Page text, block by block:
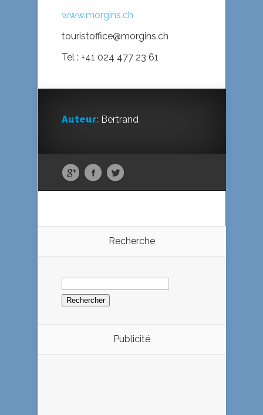
www.morgins.ch
touristoffice@morgins.ch
Tel : +41 024 477 23 61
Auteur: Bertrand
Recherche
Rechercher :
Publicité